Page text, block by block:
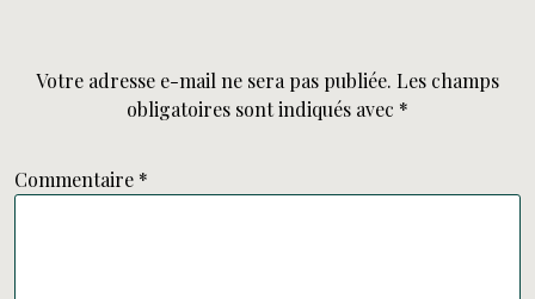
Votre adresse e-mail ne sera pas publiée. Les champs
obligatoires sont indiqués avec *
Commentaire *